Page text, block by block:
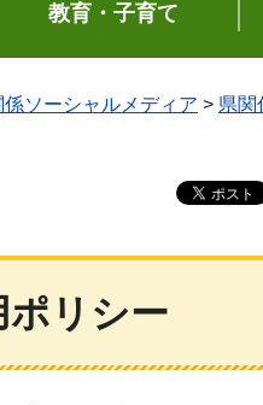
教育・子育て
係ソーシャルメディア > 県関
リシー